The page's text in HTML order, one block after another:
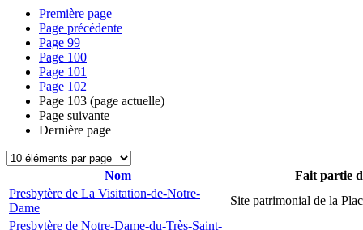
Première page
Page précédente
Page 99
Page 100
Page 101
Page 102
Page 103 (page actuelle)
Page suivante
Dernière page
Nom
Fait partie
Presbytère de La Visitation-de-Notre-
Dame
Site patrimonial de la
Presbytère de Notre-Dame-du-Très-Saint-